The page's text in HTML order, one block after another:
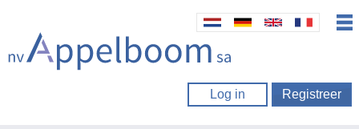
Log in Registreer